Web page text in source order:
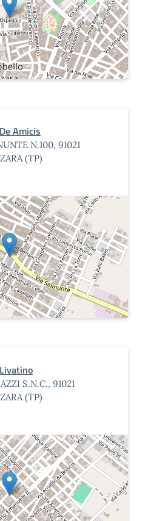
Amicis
N.100, 91021
(TP)
S.N.C., 91021
(TP)